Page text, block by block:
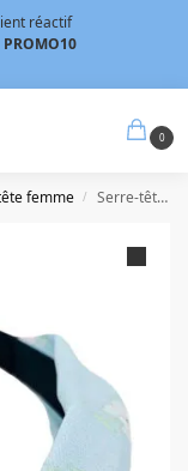
réactif
PROMO10
0
femme / Serre-tête floral bleu ciel